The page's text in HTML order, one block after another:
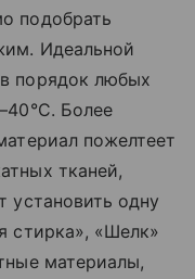
подобрать
Идеальной
порядок любых
Более
пожелтеет
тканей,
установить одну
стирка», «‎Шелк»
материалы,